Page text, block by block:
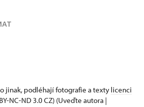
WC 105 cm
jinak, podléhají fotografie a texty licenci
NC-ND 3.0 CZ) (Uveďte autora |